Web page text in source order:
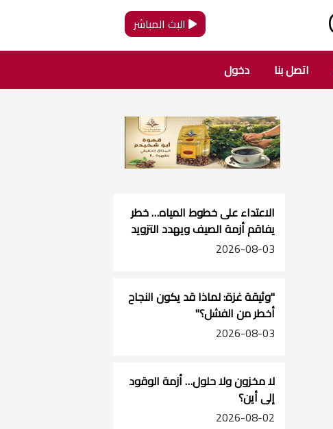
البث المباشر
اتصل بنا دخول
الاعتداء على خطوط المياه… خطر
يفاقم أزمة الصيف ويهدد التزويد
في جنوب الضفة
2026-08-03
"وثيقة غزة: لماذا قد يكون النجاح
أخطر من الفشل؟"
2026-08-03
لا مخزون ولا حلول… أزمة الوقود
إلى أين؟
2026-08-02